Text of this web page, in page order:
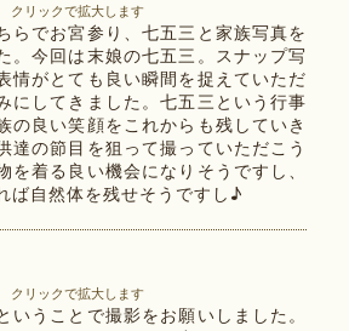
クリックで拡大します
らでお宮参り、七五三と家族写真を
。今回は末娘の七五三。スナップ写
情がとても良い瞬間を捉えていただ
にしてきました。七五三という行事
の良い笑顔をこれからも残していき
達の節目を狙って撮っていただこう
を着る良い機会になりそうですし、
ば自然体を残せそうですし♪
クリックで拡大します
いうことで撮影をお願いしました。